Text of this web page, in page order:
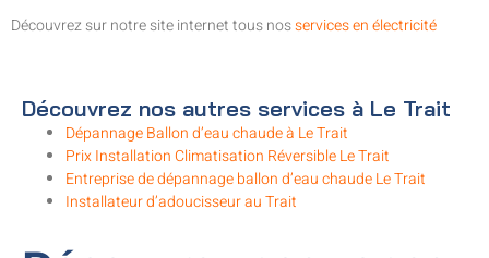
Découvrez sur notre site internet tous nosservices en électricité
Découvrez nos autres services à Le Trait
Dépannage Ballon d’eau chaude à Le Trait
Prix Installation Climatisation Réversible Le Trait
Entreprise de dépannage ballon d’eau chaude Le Trait
Installateur d’adoucisseur au Trait